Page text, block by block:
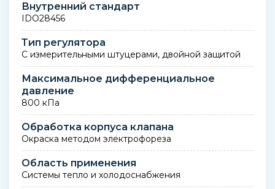
Внутренний стандарт
IDO28456
Тип регулятора
С измерительными штуцерами, двойной защитой
Максимальное дифференциальное
давление
800 кПа
Обработка корпуса клапана
Окраска методом электрофореза
Область применения
Системы тепло и холодоснабжения